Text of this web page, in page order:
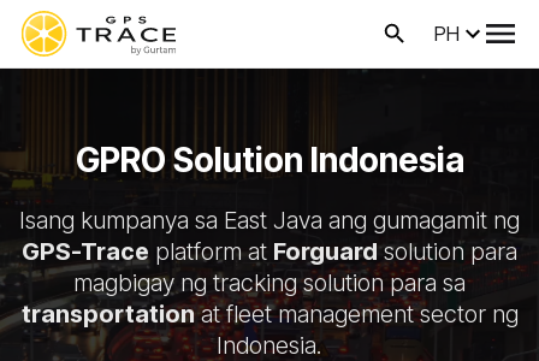
PH
GPRO Solution Indonesia
Isang kumpanya sa East Java ang gumagamit ng
GPS-Trace platform at Forguardsolution para
magbigay ng tracking solution para sa
transportationat fleet management sector ng
Indonesia.